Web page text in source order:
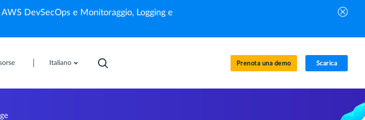
DevSecOps e Monitoraggio, Logging e
Italiano Prenota una demo Scarica